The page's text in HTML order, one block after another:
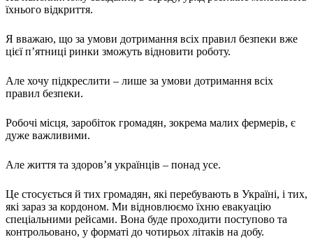
Дитяча сторінка
Ресурс для вивчення жестових мов різних країн
ЦУЖМ
Проєкт "Жестова мова для поліцейських"
ВІКТОРИНА
На допомогу військовим
Статут УТОГ
Нормативна база УТОГ
Законодавство
Декларації
Документи ВФГ
Міжнародні документи
їхнього відкриття.
Я вважаю, що за умови дотримання всіх правил безпеки вже
цієї п’ятниці ринки зможуть відновити роботу.
Але хочу підкреслити – лише за умови дотримання всіх
правил безпеки.
Робочі місця, заробіток громадян, зокрема малих фермерів, є
дуже важливими.
Але життя та здоров’я українців – понад усе.
Це стосується й тих громадян, які перебувають в Україні, і тих,
які зараз за кордоном. Ми відновлюємо їхню евакуацію
спеціальними рейсами. Вона буде проходити поступово та
контрольовано, у форматі до чотирьох літаків на добу.